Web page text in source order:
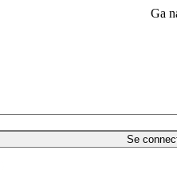
Ga
Se